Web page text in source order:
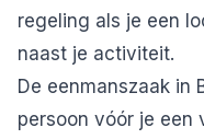
regeling als je een
naast je activiteit.
De eenmanszaak in
persoon vóór je een